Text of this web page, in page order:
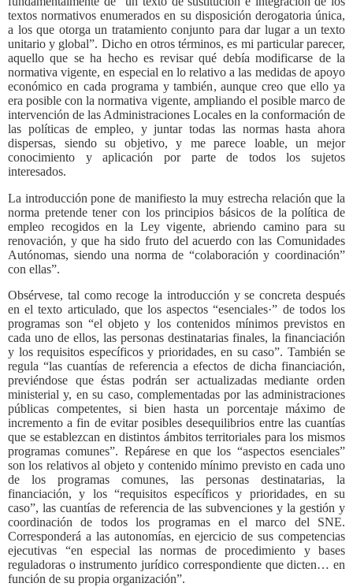
textos normativos enumerados en su disposición derogatoria única,
a los que otorga un tratamiento conjunto para dar lugar a un texto
unitario y global”. Dicho en otros términos, es mi particular parecer,
aquello que se ha hecho es revisar qué debía modificarse de la
normativa vigente, en especial en lo relativo a las medidas de apoyo
económico en cada programa y también, aunque creo que ello ya
era posible con la normativa vigente, ampliando el posible marco de
intervención de las Administraciones Locales en la conformación de
las políticas de empleo, y juntar todas las normas hasta ahora
dispersas, siendo su objetivo, y me parece loable, un mejor
conocimiento y aplicación por parte de todos los sujetos
interesados.
La introducción pone de manifiesto la muy estrecha relación que la
norma pretende tener con los principios básicos de la política de
empleo recogidos en la Ley vigente, abriendo camino para su
renovación, y que ha sido fruto del acuerdo con las Comunidades
Autónomas, siendo una norma de “colaboración y coordinación”
con ellas”.
Obsérvese, tal como recoge la introducción y se concreta después
en el texto articulado, que los aspectos “esenciales·” de todos los
programas son “el objeto y los contenidos mínimos previstos en
cada uno de ellos, las personas destinatarias finales, la financiación
y los requisitos específicos y prioridades, en su caso”. También se
regula “las cuantías de referencia a efectos de dicha financiación,
previéndose que éstas podrán ser actualizadas mediante orden
ministerial y, en su caso, complementadas por las administraciones
públicas competentes, si bien hasta un porcentaje máximo de
incremento a fin de evitar posibles desequilibrios entre las cuantías
que se establezcan en distintos ámbitos territoriales para los mismos
programas comunes”. Repárese en que los “aspectos esenciales”
son los relativos al objeto y contenido mínimo previsto en cada uno
de los programas comunes, las personas destinatarias, la
financiación, y los “requisitos específicos y prioridades, en su
caso”, las cuantías de referencia de las subvenciones y la gestión y
coordinación de todos los programas en el marco del SNE.
Corresponderá a las autonomías, en ejercicio de sus competencias
ejecutivas “en especial las normas de procedimiento y bases
reguladoras o instrumento jurídico correspondiente que dicten… en
función de su propia organización”.